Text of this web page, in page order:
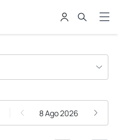
8 Ago 2026